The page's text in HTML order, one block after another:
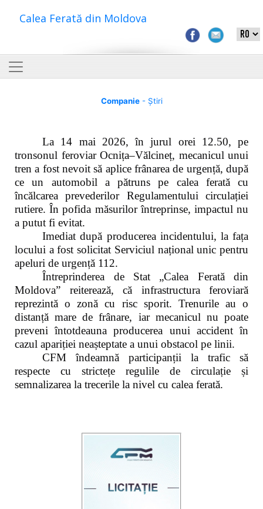
Calea Ferată din Moldova
Companie- Știri
La 14 mai 2026, în jurul orei 12.50, pe
tronsonul feroviar Ocnița–Vălcineț, mecanicul unui
tren a fost nevoit să aplice frânarea de urgență, după
ce un automobil a pătruns pe calea ferată cu
încălcarea prevederilor Regulamentului circulației
rutiere. În pofida măsurilor întreprinse, impactul nu
a putut fi evitat.
Imediat după producerea incidentului, la fața
locului a fost solicitat Serviciul național unic pentru
apeluri de urgență 112.
Întreprinderea de Stat „Calea Ferată din
Moldova” reiterează, că infrastructura feroviară
reprezintă o zonă cu risc sporit. Trenurile au o
distanță mare de frânare, iar mecanicul nu poate
preveni întotdeauna producerea unui accident în
cazul apariției neașteptate a unui obstacol pe linii.
CFM îndeamnă participanții la trafic să
respecte cu strictețe regulile de circulație și
semnalizarea la trecerile la nivel cu calea ferată.